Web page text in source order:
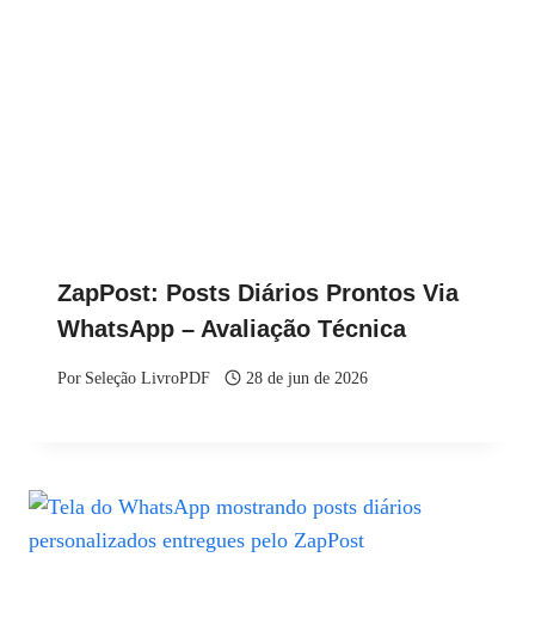
ZapPost: Posts Diários Prontos Via
WhatsApp – Avaliação Técnica
Por Seleção LivroPDF 28 de jun de 2026